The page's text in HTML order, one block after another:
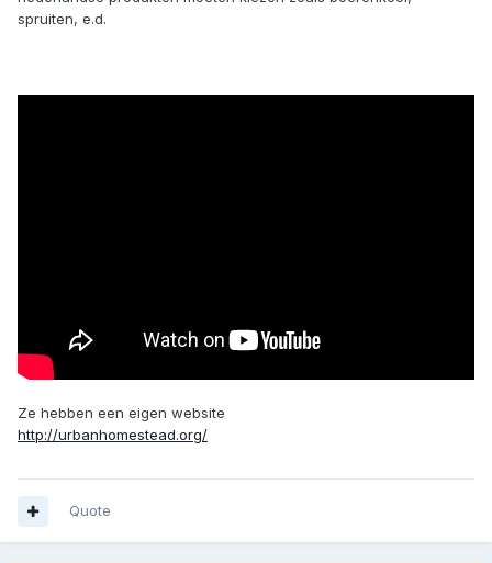
spruiten, e.d.
Ze hebben een eigen website
http://urbanhomestead.org/
Quote